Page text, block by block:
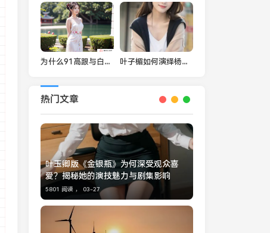
为什么91高跟与白丝搭配如此吸引人？时尚达人推荐的完美搭配技巧 叶子楣如何演绎杨贵妃的传奇一生？揭秘《杨贵妃秘史》背后的历史与艺术
热门文章
叶玉卿版《金银瓶》为何深受观众喜
爱？揭秘她的演技魅力与剧集影响
5801 阅读 ， 03-27